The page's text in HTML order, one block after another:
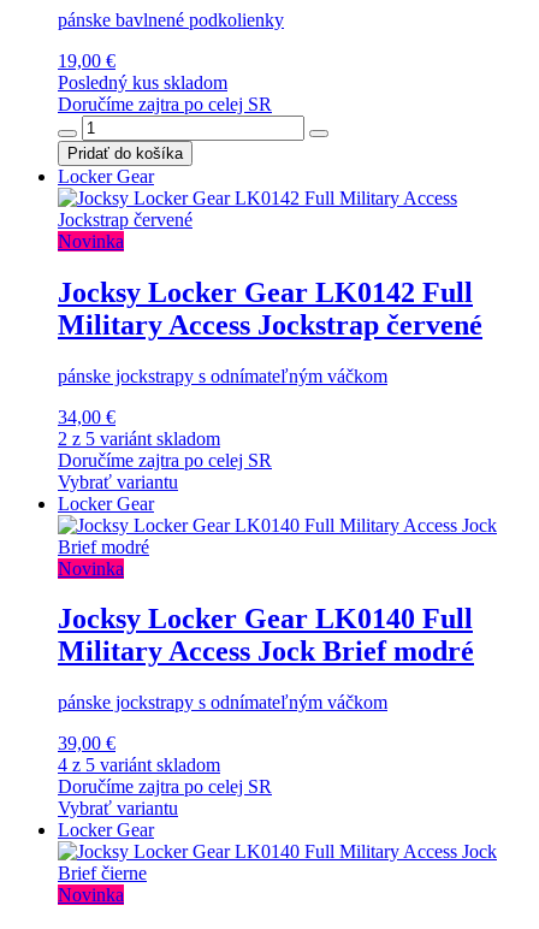
pánske bavlnené podkolienky
19,00 €
Posledný kus skladom
Doručíme zajtra po celej SR
Pridať do košíka
Locker Gear
Novinka
Jocksy Locker Gear LK0142 Full
Military Access Jockstrap červené
pánske jockstrapy s odnímateľným váčkom
34,00 €
2 z 5 variánt skladom
Doručíme zajtra po celej SR
Vybrať variantu
Locker Gear
Novinka
Jocksy Locker Gear LK0140 Full
Military Access Jock Brief modré
pánske jockstrapy s odnímateľným váčkom
39,00 €
4 z 5 variánt skladom
Doručíme zajtra po celej SR
Vybrať variantu
Locker Gear
Novinka